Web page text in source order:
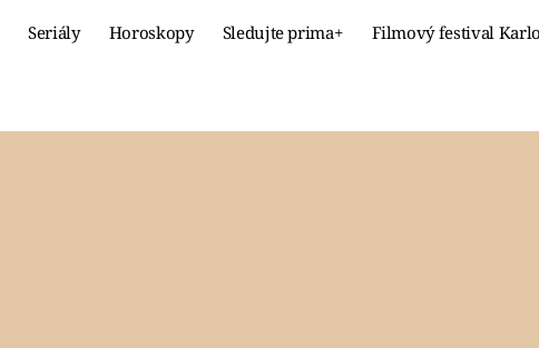
Seriály Horoskopy Sledujte prima+ Filmový festival